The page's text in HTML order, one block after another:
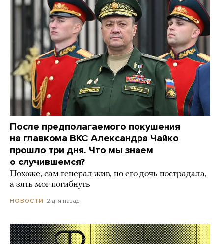
После предполагаемого покушения
на главкома ВКС Александра Чайко
прошло три дня. Что мы знаем
о случившемся?
Похоже, сам генерал жив, но его дочь пострадала,
а зять мог погибнуть
НОВОСТИ 2 дня назад